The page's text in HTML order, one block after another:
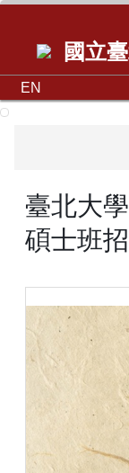
國立
EN
臺北大
碩士班